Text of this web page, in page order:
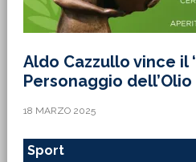
Aldo Cazzullo vince il
Personaggio dell’Olio
18 MARZO 2025
Sport